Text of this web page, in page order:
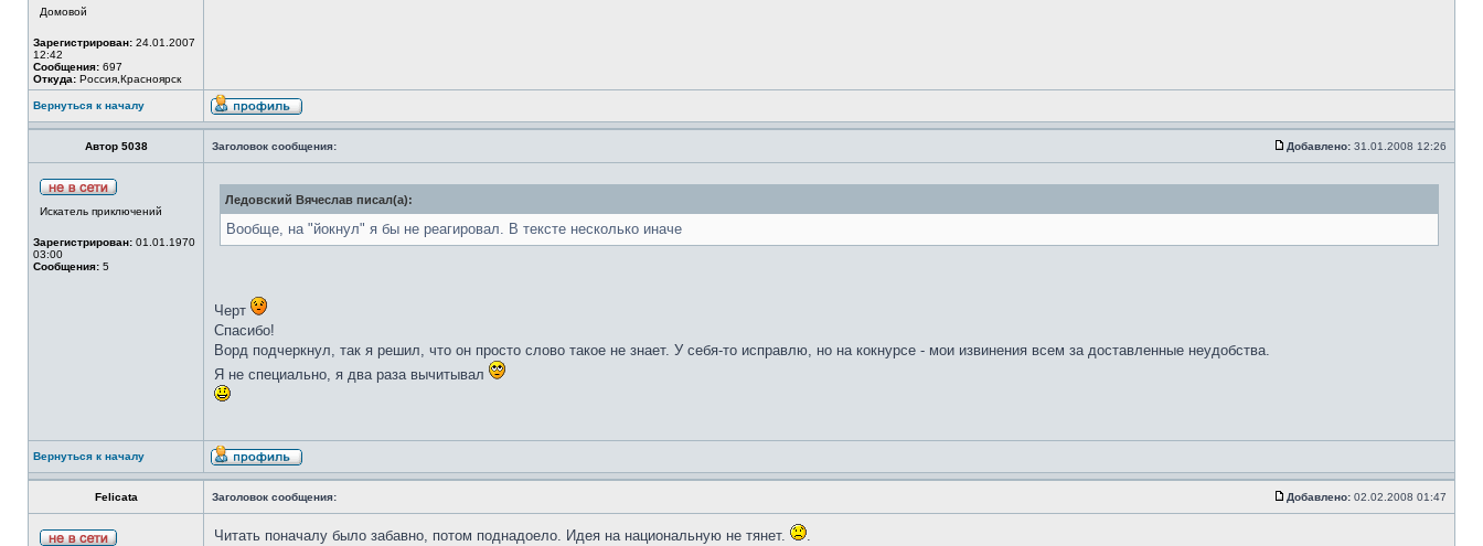
Домовой
Зарегистрирован: 24.01.2007
12:42
Сообщения: 697
Откуда: Россия,Красноярск
Вернуться к началу
Автор 5038 Заголовок сообщения: Добавлено: 31.01.2008 12:26
Искатель приключений
Зарегистрирован: 01.01.1970
03:00
Сообщения: 5
Ледовский Вячеслав писал(а):
Вообще, на "йокнул" я бы не реагировал. В тексте несколько иначе
Черт
Спасибо!
Ворд подчеркнул, так я решил, что он просто слово такое не знает. У себя-то исправлю, но на кокнурсе - мои извинения всем за доставленные неудобства.
Я не специально, я два раза вычитывал
Вернуться к началу
Felicata Заголовок сообщения: Добавлено: 02.02.2008 01:47
Читать поначалу было забавно, потом поднадоело. Идея на национальную не тянет.
.